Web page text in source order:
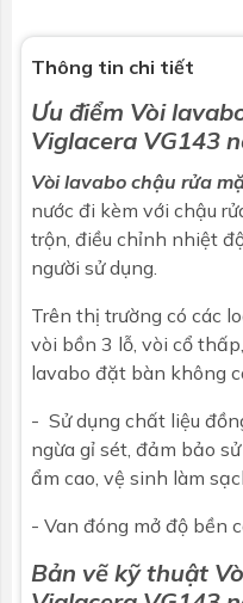
Thông tin chi tiết
Ưu điểm Vòi
Viglacera VG143
Vòi lavabo chậu rửa
nước đi kèm với chậu
trộn, điều chỉnh nhiệt
người sử dụng.
Trên thị trường có các
vòi bồn 3 lỗ, vòi cổ
lavabo đặt bàn không
- Sử dụng chất liệu
ngừa gỉ sét, đảm bảo
ẩm cao, vệ sinh làm
- Van đóng mở độ bền
Bản vẽ kỹ thuật